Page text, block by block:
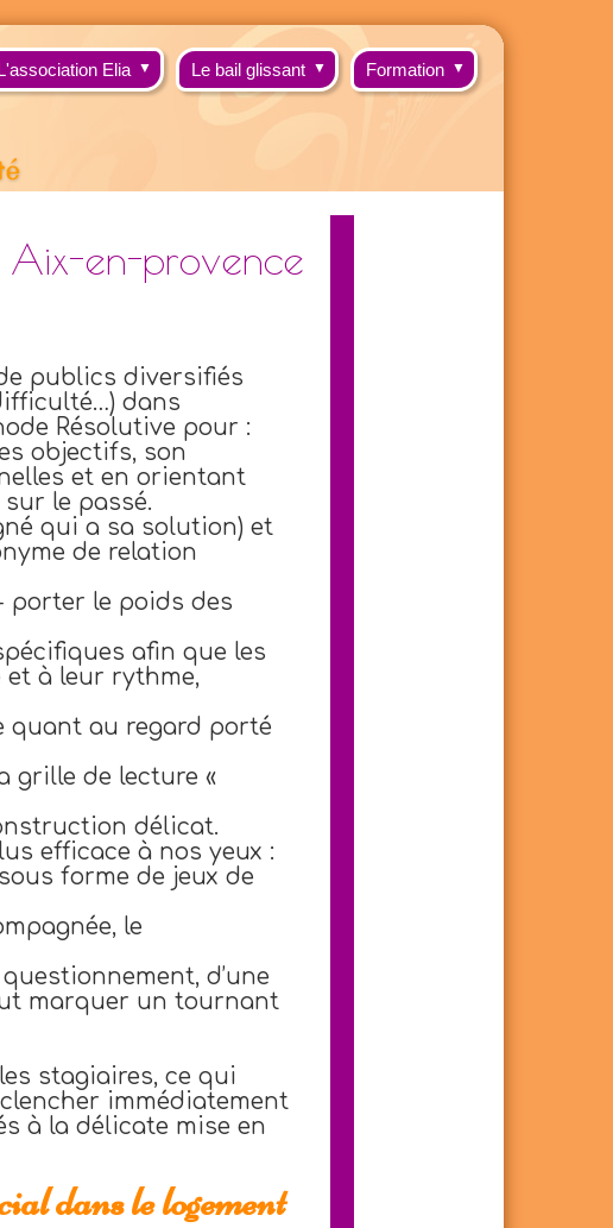
Elia ▼ Le bail glissant ▼ Formation ▼
Aix-en-provence
publics diversifiés
dans
Résolutive pour :
objectifs, son
et en orientant
le passé.
qui a sa solution) et
de relation
porter le poids des
afin que les
et à leur rythme,
quant au regard porté
grille de lecture «
délicat.
efficace à nos yeux :
forme de jeux de
le
d’une
marquer un tournant
stagiaires, ce qui
immédiatement
à la délicate mise en
dans le logement